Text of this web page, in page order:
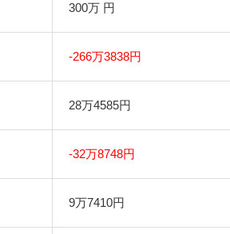
300万 円
-266万3838円
28万4585円
-32万8748円
9万7410円